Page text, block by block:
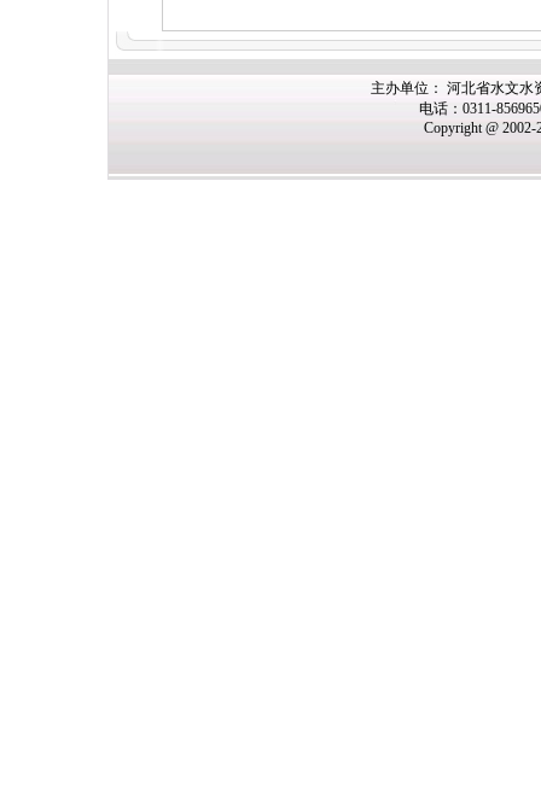
主办单位： 河北省水文水
电话：0311-
Copyright @ 2002-